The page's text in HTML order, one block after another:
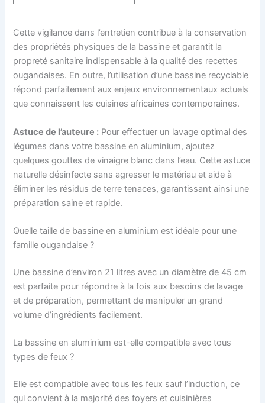
Cette vigilance dans l’entretien contribue à la conservation
des propriétés physiques de la bassine et garantit la
propreté sanitaire indispensable à la qualité des recettes
ougandaises. En outre, l’utilisation d’une bassine recyclable
répond parfaitement aux enjeux environnementaux actuels
que connaissent les cuisines africaines contemporaines.
Astuce de l’auteure : Pour effectuer un lavage optimal des
légumes dans votre bassine en aluminium, ajoutez
quelques gouttes de vinaigre blanc dans l’eau. Cette astuce
naturelle désinfecte sans agresser le matériau et aide à
éliminer les résidus de terre tenaces, garantissant ainsi une
préparation saine et rapide.
Quelle taille de bassine en aluminium est idéale pour une
famille ougandaise ?
Une bassine d’environ 21 litres avec un diamètre de 45 cm
est parfaite pour répondre à la fois aux besoins de lavage
et de préparation, permettant de manipuler un grand
volume d’ingrédients facilement.
La bassine en aluminium est-elle compatible avec tous
types de feux ?
Elle est compatible avec tous les feux sauf l’induction, ce
qui convient à la majorité des foyers et cuisinières